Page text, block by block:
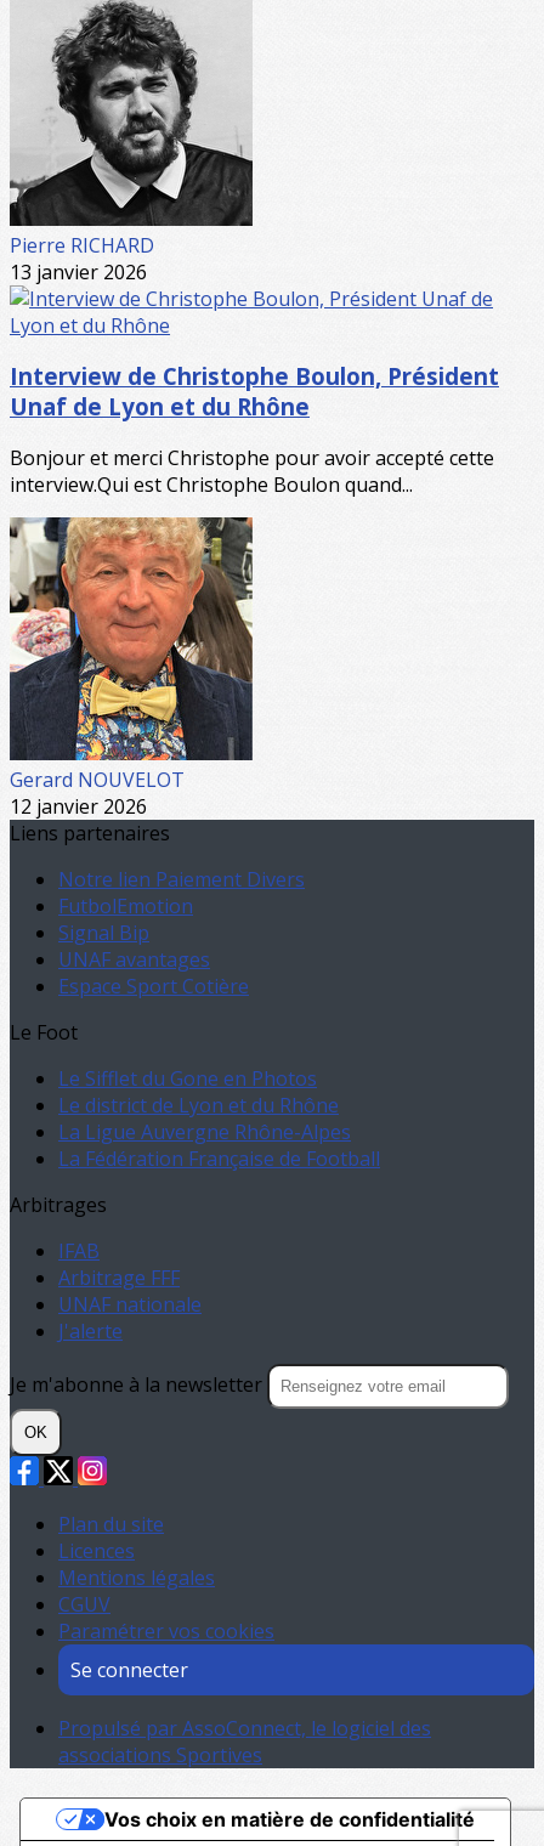
Pierre RICHARD
13 janvier 2026
Interview de Christophe Boulon, Président
Unaf de Lyon et du Rhône
Bonjour et merci Christophe pour avoir accepté cette
interview.Qui est Christophe Boulon quand...
Gerard NOUVELOT
12 janvier 2026
Liens partenaires
Notre lien Paiement Divers
FutbolEmotion
Signal Bip
UNAF avantages
Espace Sport Cotière
Le Foot
Le Sifflet du Gone en Photos
Le district de Lyon et du Rhône
La Ligue Auvergne Rhône-Alpes
La Fédération Française de Football
Arbitrages
IFAB
Arbitrage FFF
UNAF nationale
J'alerte
Je m'abonne à la newsletter
OK
Plan du site
Licences
Mentions légales
CGUV
Paramétrer vos cookies
Se connecter
Propulsé par AssoConnect, le logiciel des
associations Sportives
Vos choix en matière de confidentialité